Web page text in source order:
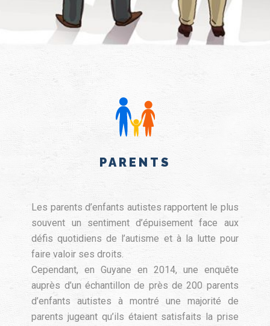
PARENTS
Les parents d’enfants autistes rapportent le plus
souvent un sentiment d’épuisement face aux
défis quotidiens de l’autisme et à la lutte pour
faire valoir ses droits.
Cependant, en Guyane en 2014, une enquête
auprès d’un échantillon de près de 200 parents
d’enfants autistes à montré une majorité de
parents jugeant qu’ils étaient satisfaits la prise